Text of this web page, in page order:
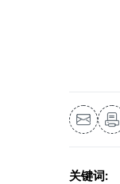
关键词: